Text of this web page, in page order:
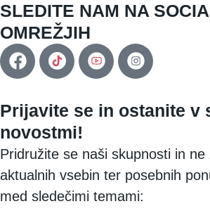
SLEDITE NAM NA
OMREŽJIH
Prijavite se in ostanite v
novostmi!
Pridružite se naši skupnosti in ne
aktualnih vsebin ter posebnih
med sledečimi temami: